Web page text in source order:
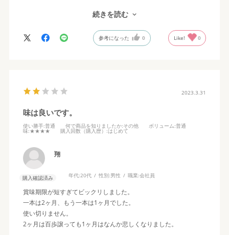
焼肉系の料理の他に野菜炒めの時にも使え好みの分量で味付けが
今回 初めて購入しましたが
続きを読む
参考になった 0 Like! 0
2023.3.31
味は良いです。
使い勝手:普通 何で商品を知りましたか:その他 ボリューム:普通
味:★★★★ 購入回数（購入歴） :はじめて
翔
購入確認済み 年代:20代 性別:男性 職業:会社員
賞味期限が短すぎてビックリしました。
一本は2ヶ月、もう一本は1ヶ月でした。
使い切りません。
2ヶ月は百歩譲っても1ヶ月はなんか悲しくなりました。